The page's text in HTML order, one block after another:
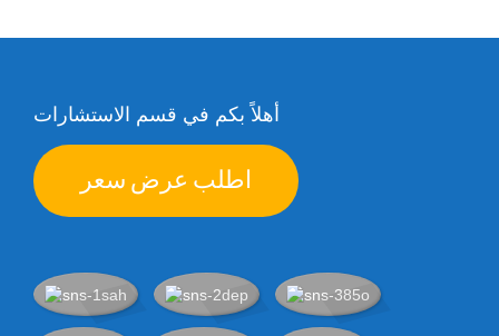
أهلاً بكم في قسم الاستشارات
اطلب عرض سعر